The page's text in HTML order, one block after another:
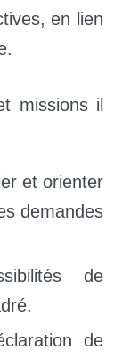
en lien
missions il
et orienter
demandes
de
de